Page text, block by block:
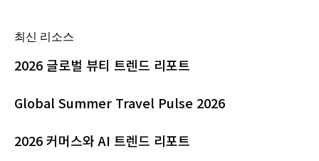
최신 리소스
2026 글로벌 뷰티 트렌드 리포트
Global Summer Travel Pulse 2026
2026 커머스와 AI 트렌드 리포트